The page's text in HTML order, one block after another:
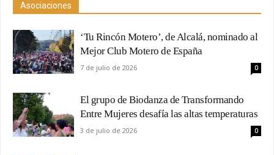
Asociaciones
‘Tu Rincón Motero’, de Alcalá, nominado al
Mejor Club Motero de España
7 de julio de 2026 0
El grupo de Biodanza de Transformando
Entre Mujeres desafía las altas temperaturas
3 de julio de 2026 0